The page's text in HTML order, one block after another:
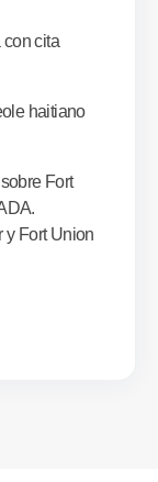
con cita
haitiano
Fort
y Fort Union